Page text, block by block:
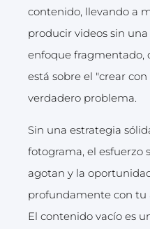
contenido, llevando a
producir videos sin
enfoque fragmentado,
está sobre el "crear con
verdadero problema.
Sin una estrategia
fotograma, el esfuerzo
agotan y la
profundamente con tu
El contenido vacío es